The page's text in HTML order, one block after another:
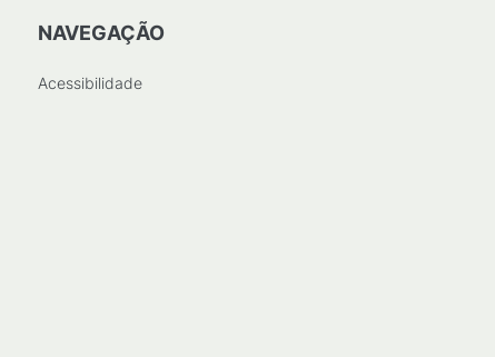
NAVEGAÇÃO
Acessibilidade